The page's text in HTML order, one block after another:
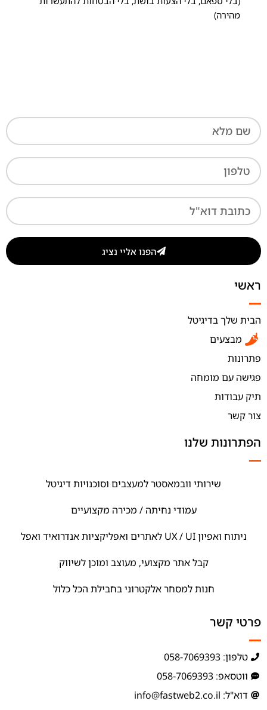
מהירה)
הפנו אליי נציג
ראשי
הבית שלך בדיגיטל
מבצעים
פתרונות
פגישה עם מומחה
תיק עבודות
צור קשר
הפתרונות שלנו
שירותי וובמאסטר למעצבים וסוכנויות דיגיטל
עמודי נחיתה / מכירה מקצועיים
ניתוח ואפיון UX / UI לאתרים ואפליקציות אנדרואיד ואפל
קבל אתר מקצועי, מעוצב ומוכן לשיווק
חנות למסחר אלקטרוני בחבילת הכל כלול
פרטי קשר
טלפון: 058-7069393
ווטסאפ: 058-7069393
דוא"ל: info@fastweb2.co.il